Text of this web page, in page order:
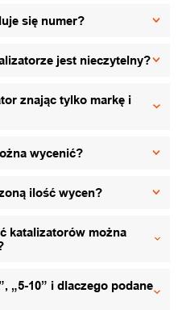
się numer?
jest nieczytelny?
znając tylko markę i
wycenić?
ilość wycen?
katalizatorów można
„5-10” i dlaczego podane